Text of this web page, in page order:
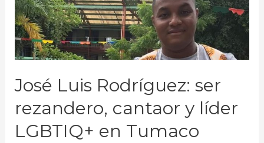
José Luis Rodríguez: ser
rezandero, cantaor y líder
LGBTIQ+ en Tumaco